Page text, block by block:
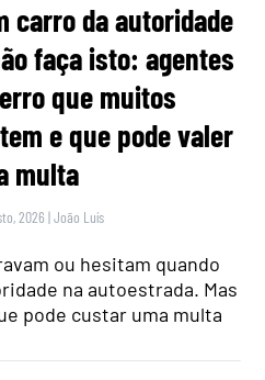
carro da autoridade
faça isto: agentes
que muitos
e que pode valer
multa
2026 |João Luís
ou hesitam quando
na autoestrada. Mas
pode custar uma multa